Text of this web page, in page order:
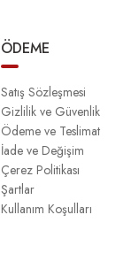
ÖDEME
Satış Sözleşmesi
Gizlilik ve Güvenlik
Ödeme ve Teslimat
İade ve Değişim
Çerez Politikası
Şartlar
Kullanım Koşulları